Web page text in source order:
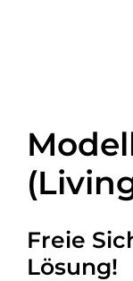
Freie
Lösung!